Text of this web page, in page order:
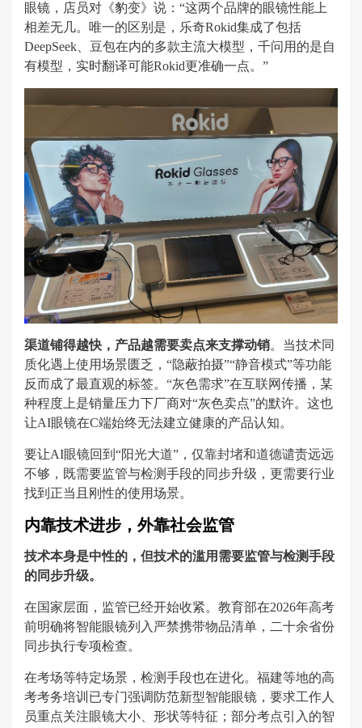
眼镜，店员对《豹变》说：“这两个品牌的眼镜性能上
相差无几。唯一的区别是，乐奇Rokid集成了包括
DeepSeek、豆包在内的多款主流大模型，千问用的是自
有模型，实时翻译可能Rokid更准确一点。”
渠道铺得越快，产品越需要卖点来支撑动销。当技术同
质化遇上使用场景匮乏，“隐蔽拍摄”“静音模式”等功能
反而成了最直观的标签。“灰色需求”在互联网传播，某
种程度上是销量压力下厂商对“灰色卖点”的默许。这也
让AI眼镜在C端始终无法建立健康的产品认知。
要让AI眼镜回到“阳光大道”，仅靠封堵和道德谴责远远
不够，既需要监管与检测手段的同步升级，更需要行业
找到正当且刚性的使用场景。
内靠技术进步，外靠社会监管
技术本身是中性的，但技术的滥用需要监管与检测手段
的同步升级。
在国家层面，监管已经开始收紧。教育部在2026年高考
前明确将智能眼镜列入严禁携带物品清单，二十余省份
同步执行专项检查。
在考场等特定场景，检测手段也在进化。福建等地的高
考考务培训已专门强调防范新型智能眼镜，要求工作人
员重点关注眼镜大小、形状等特征；部分考点引入的智